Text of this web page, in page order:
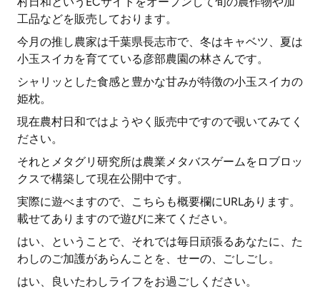
工品などを販売しております。
今月の推し農家は千葉県長志市で、冬はキャベツ、夏は
小玉スイカを育てている彦部農園の林さんです。
シャリッとした食感と豊かな甘みが特徴の小玉スイカの
姫枕。
現在農村日和ではようやく販売中ですので覗いてみてく
ださい。
それとメタグリ研究所は農業メタバスゲームをロブロッ
クスで構築して現在公開中です。
実際に遊べますので、こちらも概要欄にURLあります。
載せてありますので遊びに来てください。
はい、ということで、それでは毎日頑張るあなたに、た
わしのご加護があらんことを、せーの、ごしごし。
はい、良いたわしライフをお過ごしください。